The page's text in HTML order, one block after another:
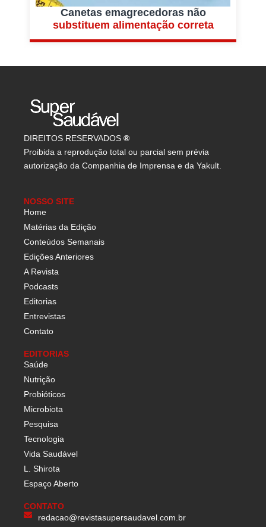
Canetas emagrecedoras não
substituem alimentação correta
DIREITOS RESERVADOS ®
Proibida a reprodução total ou parcial sem prévia
autorização da Companhia de Imprensa e da Yakult.
NOSSO SITE
Home
Matérias da Edição
Conteúdos Semanais
Edições Anteriores
A Revista
Podcasts
Editorias
Entrevistas
Contato
EDITORIAS
Saúde
Nutrição
Probióticos
Microbiota
Pesquisa
Tecnologia
Vida Saudável
L. Shirota
Espaço Aberto
CONTATO
redacao@revistasupersaudavel.com.br